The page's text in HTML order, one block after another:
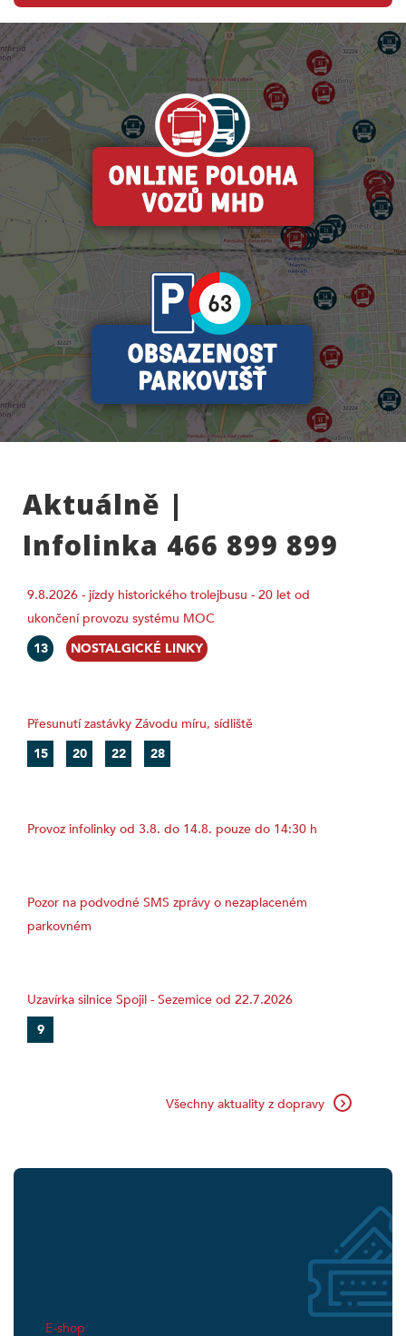
Aktuálně |
Infolinka 466 899 899
9.8.2026 - jízdy historického trolejbusu - 20 let od
ukončení provozu systému MOC
13
NOSTALGICKÉ LINKY
Přesunutí zastávky Závodu míru, sídliště
15
20 22 28
Provoz infolinky od 3.8. do 14.8. pouze do 14:30 h
Pozor na podvodné SMS zprávy o nezaplaceném
parkovném
Uzavírka silnice Spojil - Sezemice od 22.7.2026
9
Všechny aktuality z dopravy
E-shop